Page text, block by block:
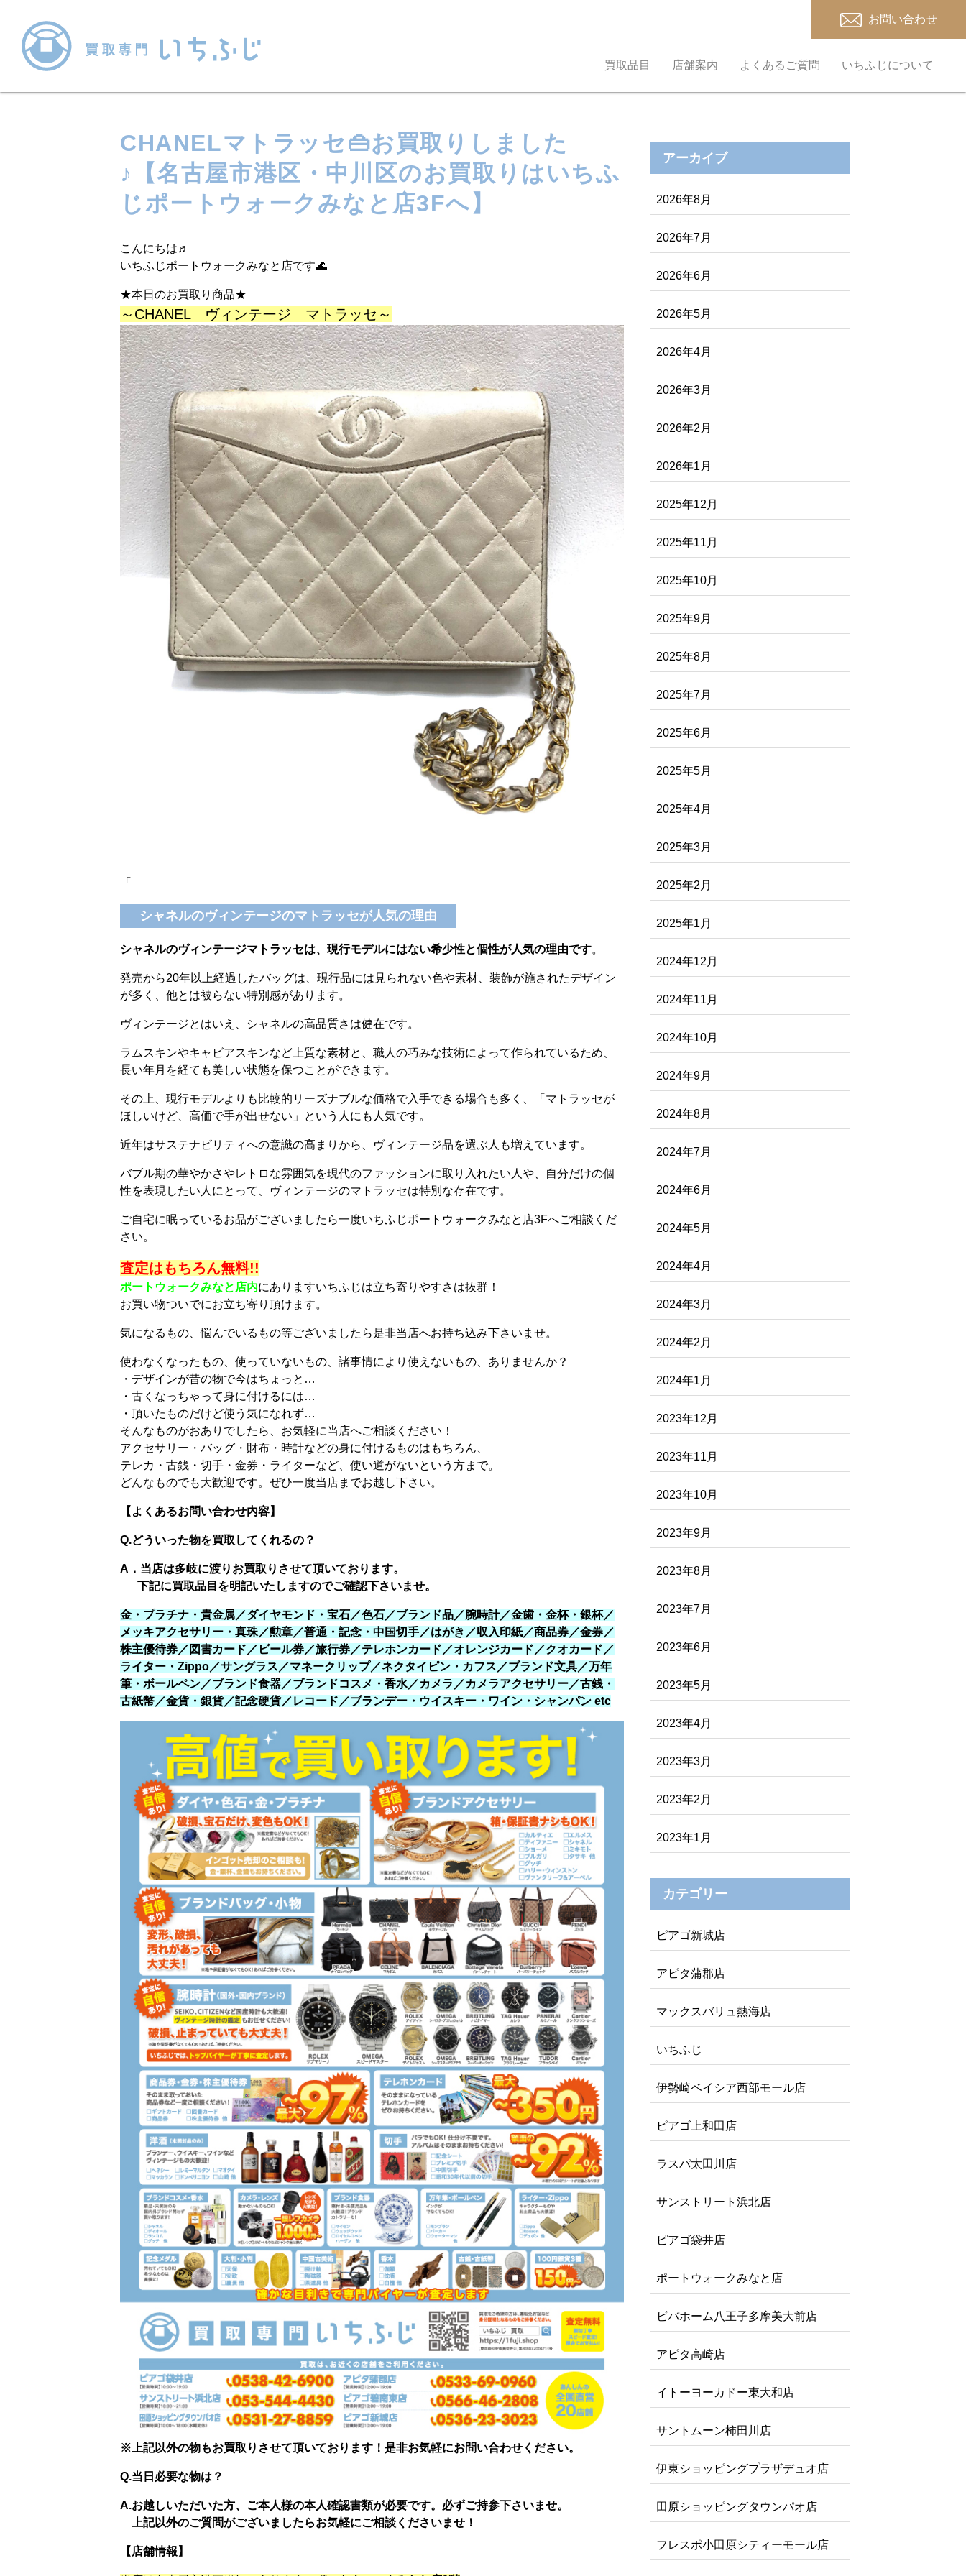
お問い合わせ
買取品目 店舗案内 よくあるご質問 いちふじについて
CHANELマトラッセ👜お買取りしました
♪【名古屋市港区・中川区のお買取りはいちふ
じポートウォークみなと店3Fへ】
こんにちは♬
いちふじポートウォークみなと店です🌊
★本日のお買取り商品★
～CHANEL ヴィンテージ マトラッセ～
「
シャネルのヴィンテージのマトラッセが人気の理由
シャネルのヴィンテージマトラッセは、現行モデルにはない希少性と個性が人気の理由です。
発売から20年以上経過したバッグは、現行品には見られない色や素材、装飾が施されたデザイン
が多く、他とは被らない特別感があります。
ヴィンテージとはいえ、シャネルの高品質さは健在です。
ラムスキンやキャビアスキンなど上質な素材と、職人の巧みな技術によって作られているため、
長い年月を経ても美しい状態を保つことができます。
その上、現行モデルよりも比較的リーズナブルな価格で入手できる場合も多く、「マトラッセが
ほしいけど、高価で手が出せない」という人にも人気です。
近年はサステナビリティへの意識の高まりから、ヴィンテージ品を選ぶ人も増えています。
バブル期の華やかさやレトロな雰囲気を現代のファッションに取り入れたい人や、自分だけの個
性を表現したい人にとって、ヴィンテージのマトラッセは特別な存在です。
ご自宅に眠っているお品がございましたら一度いちふじポートウォークみなと店3Fへご相談くだ
さい。
査定はもちろん無料!!
ポートウォークみなと店内にありますいちふじは立ち寄りやすさは抜群！
お買い物ついでにお立ち寄り頂けます。
気になるもの、悩んでいるもの等ございましたら是非当店へお持ち込み下さいませ。
使わなくなったもの、使っていないもの、諸事情により使えないもの、ありませんか？
・デザインが昔の物で今はちょっと…
・古くなっちゃって身に付けるには…
・頂いたものだけど使う気になれず…
そんなものがおありでしたら、お気軽に当店へご相談ください！
アクセサリー・バッグ・財布・時計などの身に付けるものはもちろん、
テレカ・古銭・切手・金券・ライターなど、使い道がないという方まで。
どんなものでも大歓迎です。ぜひ一度当店までお越し下さい。
【よくあるお問い合わせ内容】
Q.どういった物を買取してくれるの？
A．当店は多岐に渡りお買取りさせて頂いております。
下記に買取品目を明記いたしますのでご確認下さいませ。
金・プラチナ・貴金属／ダイヤモンド・宝石／色石／ブランド品／腕時計／金歯・金杯・銀杯／
メッキアクセサリー・真珠／勲章／普通・記念・中国切手／はがき／収入印紙／商品券／金券／
株主優待券／図書カード／ビール券／旅行券／テレホンカード／オレンジカード／クオカード／
ライター・Zippo／サングラス／マネークリップ／ネクタイピン・カフス／ブランド文具／万年
筆・ボールペン／ブランド食器／ブランドコスメ・香水／カメラ／カメラアクセサリー／古銭・
古紙幣／金貨・銀貨／記念硬貨／レコード／ブランデー・ウイスキー・ワイン・シャンパン etc
※上記以外の物もお買取りさせて頂いております！是非お気軽にお問い合わせください。
Q.当日必要な物は？
A.お越しいただいた方、ご本人様の本人確認書類が必要です。必ずご持参下さいませ。
上記以外のご質問がございましたらお気軽にご相談くださいませ！
【店舗情報】
アーカイブ
2026年8月
2026年7月
2026年6月
2026年5月
2026年4月
2026年3月
2026年2月
2026年1月
2025年12月
2025年11月
2025年10月
2025年9月
2025年8月
2025年7月
2025年6月
2025年5月
2025年4月
2025年3月
2025年2月
2025年1月
2024年12月
2024年11月
2024年10月
2024年9月
2024年8月
2024年7月
2024年6月
2024年5月
2024年4月
2024年3月
2024年2月
2024年1月
2023年12月
2023年11月
2023年10月
2023年9月
2023年8月
2023年7月
2023年6月
2023年5月
2023年4月
2023年3月
2023年2月
2023年1月
カテゴリー
ピアゴ新城店
アピタ蒲郡店
マックスバリュ熱海店
いちふじ
伊勢崎ベイシア西部モール店
ピアゴ上和田店
ラスパ太田川店
サンストリート浜北店
ピアゴ袋井店
ポートウォークみなと店
ビバホーム八王子多摩美大前店
アピタ高崎店
イトーヨーカドー東大和店
サントムーン柿田川店
伊東ショッピングプラザデュオ店
田原ショッピングタウンパオ店
フレスポ小田原シティーモール店